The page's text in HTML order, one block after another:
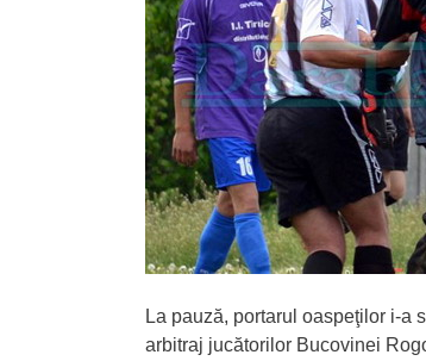
La pauză, portarul oaspeţilor i-a
arbitraj jucătorilor Bucovinei